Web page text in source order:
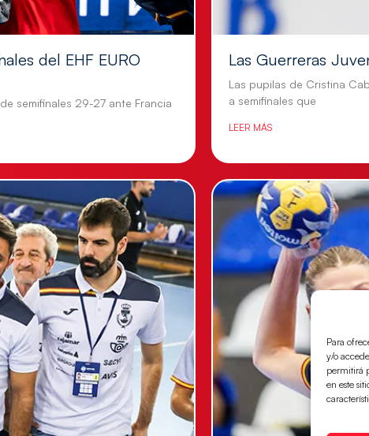
Para
y/o
permitirá
en este
del EHF EURO
semifinales 29-27 ante Francia
Las Guerreras
Las pupilas de Cristina
a semifinales que
LEER MÁS